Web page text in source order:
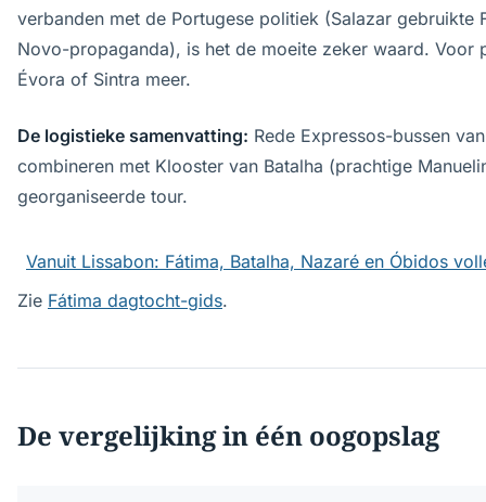
verbanden met de Portugese politiek (Salazar gebruikte
Novo-propaganda), is het de moeite zeker waard. Voor
Évora of Sintra meer.
De logistieke samenvatting: Rede Expressos-bussen
combineren met Klooster van Batalha (prachtige
georganiseerde tour.
Vanuit Lissabon: Fátima, Batalha, Nazaré en Óbidos
Zie Fátima dagtocht-gids.
De vergelijking in één oogopslag